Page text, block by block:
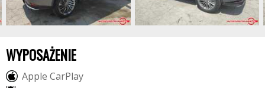
WYPOSAŻENIE
Apple CarPlay